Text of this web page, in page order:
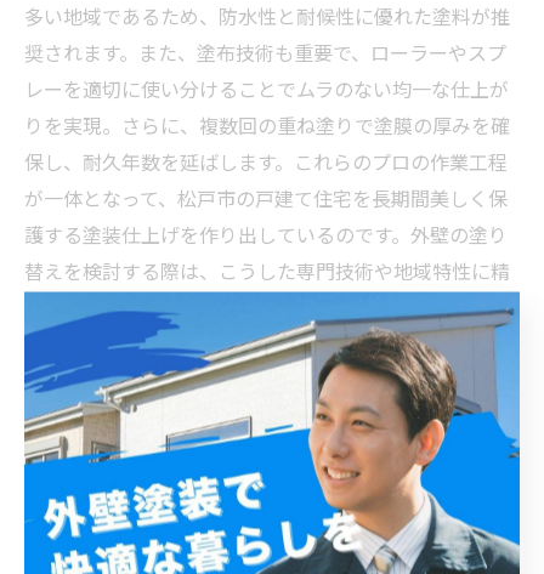
多い地域であるため、防水性と耐候性に優れた塗料が推
奨されます。また、塗布技術も重要で、ローラーやスプ
レーを適切に使い分けることでムラのない均一な仕上が
りを実現。さらに、複数回の重ね塗りで塗膜の厚みを確
保し、耐久年数を延ばします。これらのプロの作業工程
が一体となって、松戸市の戸建て住宅を長期間美しく保
護する塗装仕上げを作り出しているのです。外壁の塗り
替えを検討する際は、こうした専門技術や地域特性に精
通した業者選びが成功のカギとなります。
美観と耐久性を両立する松戸市の戸建て外壁塗装の仕
上げ技術まとめ
松戸市の戸建て外壁塗装において、仕上げ技術は美観と
耐久性の両立に欠かせません。まず、施工前の下地処理